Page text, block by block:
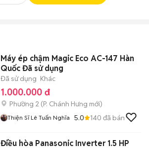
Máy ép chậm Magic Eco AC-147 Hàn
Quốc Đã sử dụng
Đã sử dụng Khác
1.000.000 đ
Phường 2 (P. Chánh Hưng mới)
Thiện Sĩ Lê Tuấn Nghĩa 5.0 140 đã bán
Điều hòa Panasonic Inverter 1.5 HP